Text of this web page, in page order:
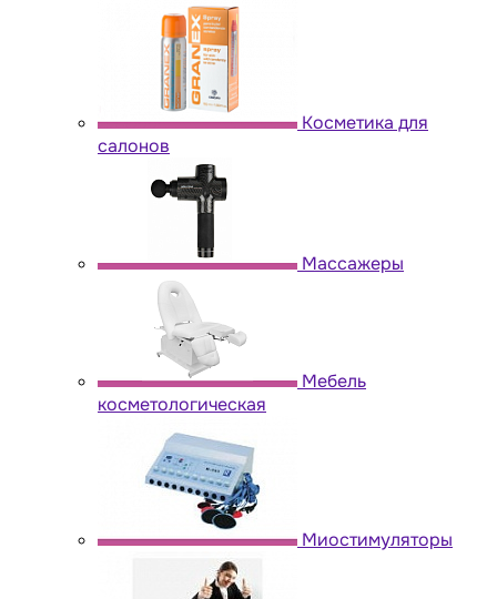
Косметика для
салонов
Массажеры
Мебель
косметологическая
Миостимуляторы